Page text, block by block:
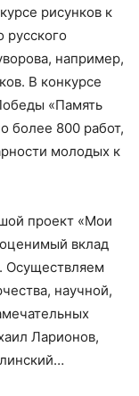
рисунков к
например,
В конкурсе
«Память
более 800 работ,
молодых к
проект «Мои
вклад
Осуществляем
научной,
Ларионов,